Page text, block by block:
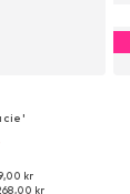
One Size
kr
kr